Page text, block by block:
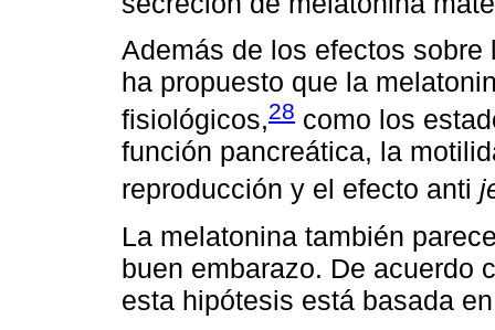
Además de los efectos
ha propuesto que la
fisiológicos,28 como los
función pancreática, la
reproducción y el efecto anti
La melatonina también
buen embarazo. De acuerdo
esta hipótesis está basada